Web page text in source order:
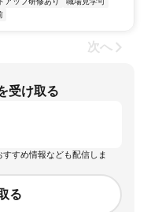
次へ
受け取る
すすめ情報なども配信しま
る